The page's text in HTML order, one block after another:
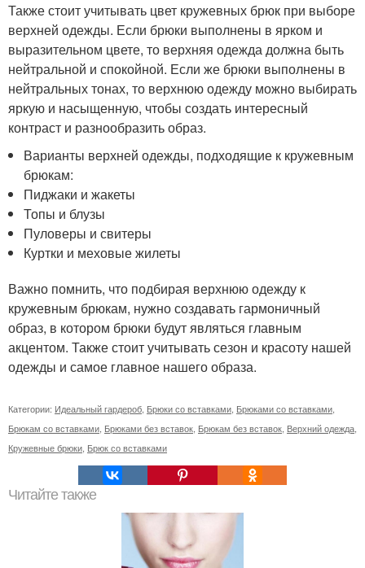
Также стоит учитывать цвет кружевных брюк при выборе
верхней одежды. Если брюки выполнены в ярком и
выразительном цвете, то верхняя одежда должна быть
нейтральной и спокойной. Если же брюки выполнены в
нейтральных тонах, то верхнюю одежду можно выбирать
яркую и насыщенную, чтобы создать интересный
контраст и разнообразить образ.
Варианты верхней одежды, подходящие к кружевным
брюкам:
Пиджаки и жакеты
Топы и блузы
Пуловеры и свитеры
Куртки и меховые жилеты
Важно помнить, что подбирая верхнюю одежду к
кружевным брюкам, нужно создавать гармоничный
образ, в котором брюки будут являться главным
акцентом. Также стоит учитывать сезон и красоту нашей
одежды и самое главное нашего образа.
Категории: Идеальный гардероб Брюки со вставками Брюками со вставками
Брюкам со вставками Брюками без вставок Брюкам без вставок Верхний одежда
Кружевные брюки Брюк со вставками
Читайте также